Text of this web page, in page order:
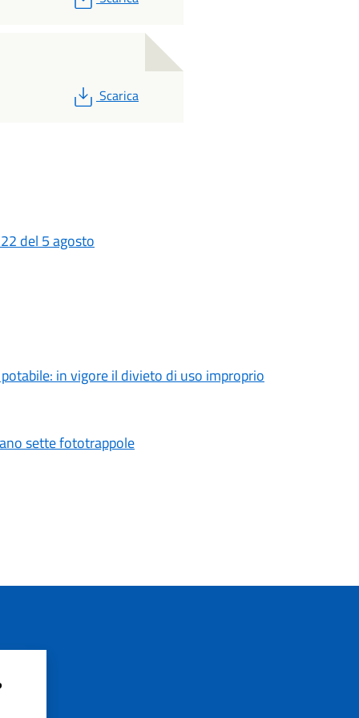
PDF
Scarica
del 5 agosto
in vigore il divieto di uso improprio
sette fototrappole